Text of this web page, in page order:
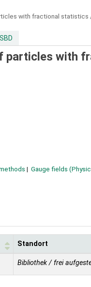
with fractional statistics
particles with
Gauge fields
Standort
Bibliothek / frei